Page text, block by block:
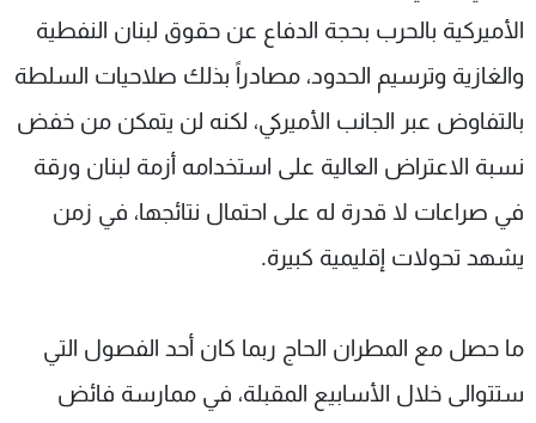
الأميركية بالحرب بحجة الدفاع عن حقوق لبنان النفطية
والغازية وترسيم الحدود، مصادراً بذلك صلاحيات السلطة
بالتفاوض عبر الجانب الأميركي، لكنه لن يتمكن من خفض
نسبة الاعتراض العالية على استخدامه أزمة لبنان ورقة
في صراعات لا قدرة له على احتمال نتائجها، في زمن
يشهد تحولات إقليمية كبيرة.
ما حصل مع المطران الحاج ربما كان أحد الفصول التي
ستتوالى خلال الأسابيع المقبلة، في ممارسة فائض